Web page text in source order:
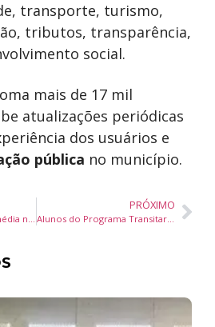
transporte, turismo,
tributos, transparência,
social.
mais de 17 mil
atualizações periódicas
dos usuários e
pública no município.
Santa Catarina supera média nacional e registra alta de 4,4% no comércio varejista no primeiro trimestre de 2026
PRÓXIMO
Alunos do Programa Transitar participam de ação educativa de segurança no trânsito em Balneário Camboriú